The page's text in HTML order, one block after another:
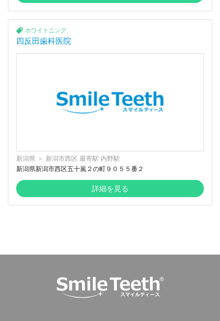
ホワイトニング
四反田歯科医院
新潟県 ＞ 新潟市西区 最寄駅 内野駅
新潟県新潟市西区五十嵐２の町９０５５番２
詳細を見る